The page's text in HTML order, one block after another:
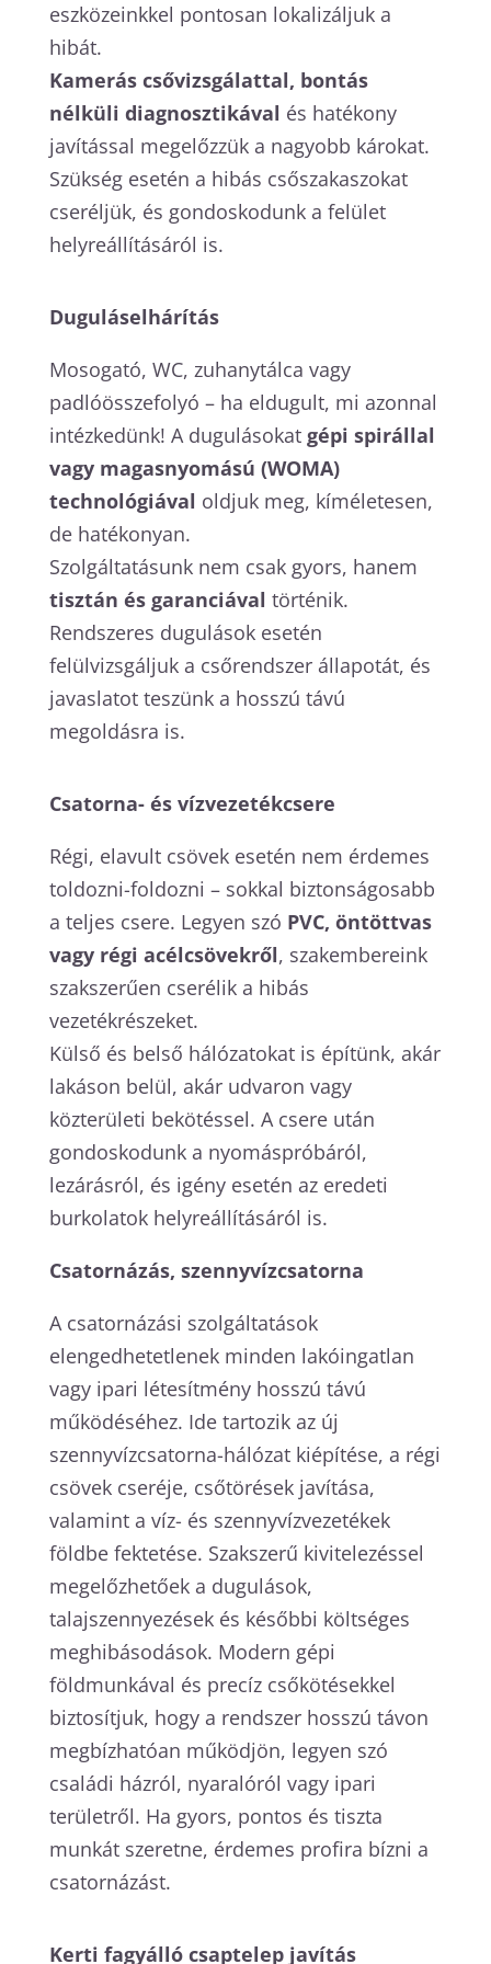
eszközeinkkel pontosan lokalizáljuk a
hibát.
Kamerás csővizsgálattal, bontás
nélküli diagnosztikával és hatékony
javítással megelőzzük a nagyobb károkat.
Szükség esetén a hibás csőszakaszokat
cseréljük, és gondoskodunk a felület
helyreállításáról is.
Duguláselhárítás
Mosogató, WC, zuhanytálca vagy
padlóösszefolyó – ha eldugult, mi azonnal
intézkedünk! A dugulásokat gépi spirállal
vagy magasnyomású (WOMA)
technológiával oldjuk meg, kíméletesen,
de hatékonyan.
Szolgáltatásunk nem csak gyors, hanem
tisztán és garanciával történik.
Rendszeres dugulások esetén
felülvizsgáljuk a csőrendszer állapotát, és
javaslatot teszünk a hosszú távú
megoldásra is.
Csatorna- és vízvezetékcsere
Régi, elavult csövek esetén nem érdemes
toldozni-foldozni – sokkal biztonságosabb
a teljes csere. Legyen szó PVC, öntöttvas
vagy régi acélcsövekről, szakembereink
szakszerűen cserélik a hibás
vezetékrészeket.
Külső és belső hálózatokat is építünk, akár
lakáson belül, akár udvaron vagy
közterületi bekötéssel. A csere után
gondoskodunk a nyomáspróbáról,
lezárásról, és igény esetén az eredeti
burkolatok helyreállításáról is.
Csatornázás, szennyvízcsatorna
A csatornázási szolgáltatások
elengedhetetlenek minden lakóingatlan
vagy ipari létesítmény hosszú távú
működéséhez. Ide tartozik az új
szennyvízcsatorna-hálózat kiépítése, a régi
csövek cseréje, csőtörések javítása,
valamint a víz- és szennyvízvezetékek
földbe fektetése. Szakszerű kivitelezéssel
megelőzhetőek a dugulások,
talajszennyezések és későbbi költséges
meghibásodások. Modern gépi
földmunkával és precíz csőkötésekkel
biztosítjuk, hogy a rendszer hosszú távon
megbízhatóan működjön, legyen szó
családi házról, nyaralóról vagy ipari
területről. Ha gyors, pontos és tiszta
munkát szeretne, érdemes profira bízni a
csatornázást.
Kerti fagyálló csaptelep javítás